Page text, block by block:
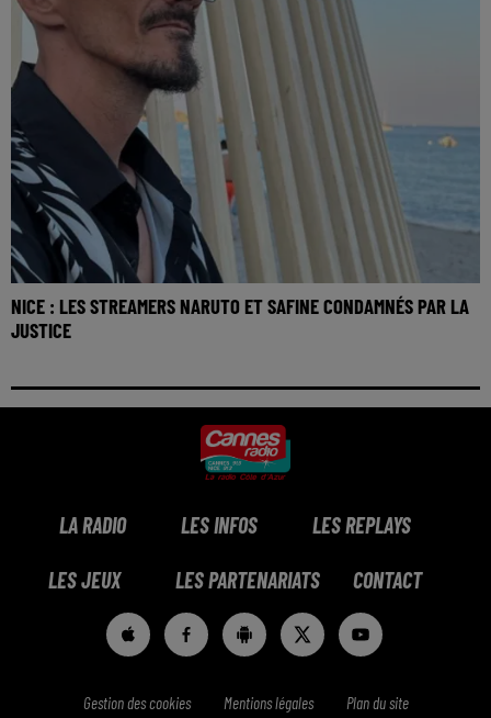
NICE : LES STREAMERS NARUTO ET SAFINE CONDAMNÉS PAR LA
JUSTICE
LA RADIO LES INFOS LES REPLAYS
LES JEUX LES PARTENARIATS CONTACT
Gestion des cookies Mentions légales Plan du site